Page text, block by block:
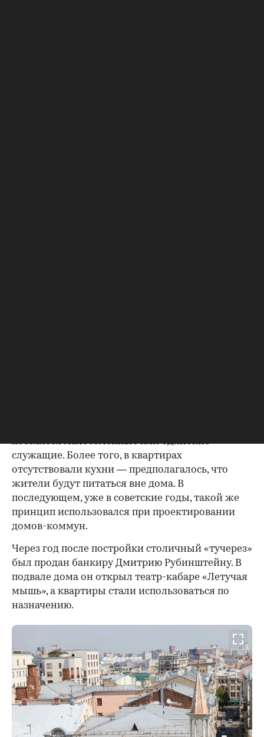
поселятся малосемейные или одинокие
служащие. Более того, в квартирах
отсутствовали кухни — предполагалось, что
жители будут питаться вне дома. В
последующем, уже в советские годы, такой же
принцип использовался при проектировании
домов-коммун.
Через год после постройки столичный «тучерез»
был продан банкиру Дмитрию Рубинштейну. В
подвале дома он открыл театр-кабаре «Летучая
мышь», а квартиры стали использоваться по
назначению.